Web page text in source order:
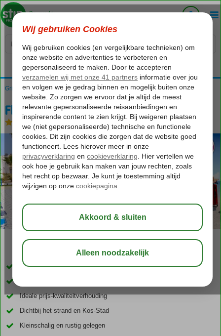
Voelt als thuiskomen...
Griekenland Kos Kos-Stad Fly & Go Olympia Appartementen
Fly & Go Olympia Appartementen
Logies Appartement
aug 32°C
Inclusief huurauto
Ideale prijs-kwaliteitverhouding
Dichtbij het strand en Kos-Stad
Kleinschalig en rustig gelegen